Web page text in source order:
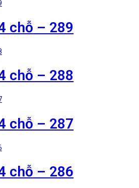
chỗ – 289
chỗ – 288
chỗ – 287
chỗ – 286